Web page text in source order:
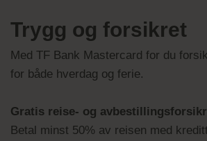
Trygg og forsikret
Med TF Bank Mastercard for du
for både hverdag og ferie.
Gratis reise- og
Betal minst 50% av reisen med